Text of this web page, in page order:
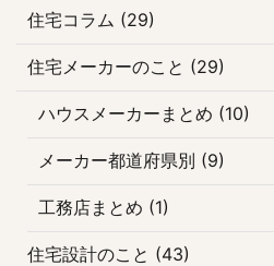
住宅コラム (29)
住宅メーカーのこと (29)
ハウスメーカーまとめ (10)
メーカー都道府県別 (9)
工務店まとめ (1)
住宅設計のこと (43)